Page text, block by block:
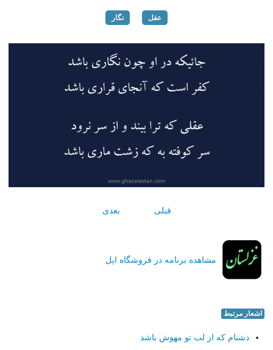
عقل نگار
قبلی بعدی
مشاهده برنامه در فروشگاه اپل
اشعار مرتبط
دشنام که از لب تو مهوش باشد